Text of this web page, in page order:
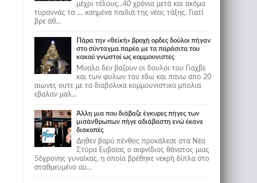
μέχρι τέλους...40 χρόνια μετά και ακόμα
τυραννάς τα .... καημένα παιδιά της νέας τάξης. Γιατί
βρε άθ...
Πάρα την «θεϊκή» βροχή ορδες δούλοι πήγαν
στο σύνταγμα παρέα με τα παράσιτα του
κακού γνωστοί ως κομμουνιστες
Μυαλο δεν βαζουν οι δουλοι του Γιαχβε
και των φυλων του εδω και πανω απο 20
αιωνες ουτε με τα διαβολικα κομμουνιστικα μπολια
εβαλαν μαλ...
Άλλη μια που διάβαζε έγκυρες πήγες των
μισάνθρωπων πήγε αδιάβαστη ενώ έκανε
διακοπές
Δηθεν βαρύ πένθος προκάλεσε στα Νέα
Στύρα Ευβοίας ο αιφνίδιος θάνατος μιας
56χρονης γυναίκας, η οποία βρέθηκε νεκρή δίπλα στο
σταθμευμένο αυ...